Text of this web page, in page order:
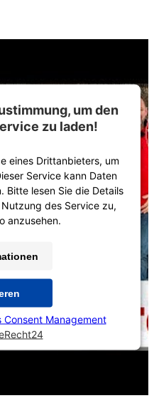
um den
zu laden!
eines Drittanbieters, um
Service kann Daten
Bitte lesen Sie die Details
des Service zu,
anzusehen.
Consent Management